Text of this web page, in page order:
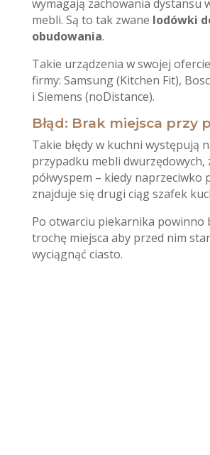
wymagają zachowania dystansu
mebli. Są to tak zwane lodówki
obudowania.
Takie urządzenia w swojej
firmy: Samsung (Kitchen Fit),
i Siemens (noDistance).
Błąd: Brak miejsca przy
Takie błędy w kuchni występują
przypadku mebli dwurzędowych,
półwyspem – kiedy naprzeciwko
znajduje się drugi ciąg szafek
Po otwarciu piekarnika powinno
trochę miejsca aby przed nim
wyciągnąć ciasto.